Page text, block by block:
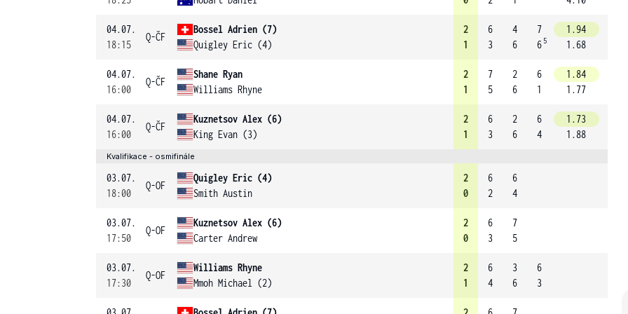
04.07.
18:15
Q-ČF
Bossel Adrien (7)
Quigley Eric (4)
2
1
6
3
4
6
7
6 5
1.94
1.68
04.07.
16:00
Q-ČF
Shane Ryan
Williams Rhyne
2
1
7
5
2
6
6
1
1.84
1.77
04.07.
16:00
Q-ČF
Kuznetsov Alex (6)
King Evan (3)
2
1
6
3
2
6
6
4
1.73
1.88
Kvalifikace - osmifinále
03.07.
18:00
Q-OF
Quigley Eric (4)
Smith Austin
2
0
6
2
6
4
03.07.
17:50
Q-OF
Kuznetsov Alex (6)
Carter Andrew
2
0
6
3
7
5
03.07.
17:30
Q-OF
Williams Rhyne
Mmoh Michael (2)
2
1
6
4
3
6
6
3